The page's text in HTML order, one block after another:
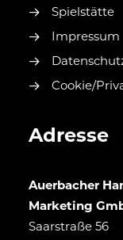
Spielstätte
Impressum
Cookie/
Adresse
Auerbacher
Marketing
Saarstraße 56